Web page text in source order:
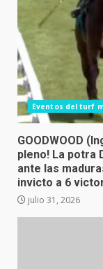
Eventos del turf
GOODWOOD
pleno! La potra
ante las
invicto a 6
julio 31, 2026